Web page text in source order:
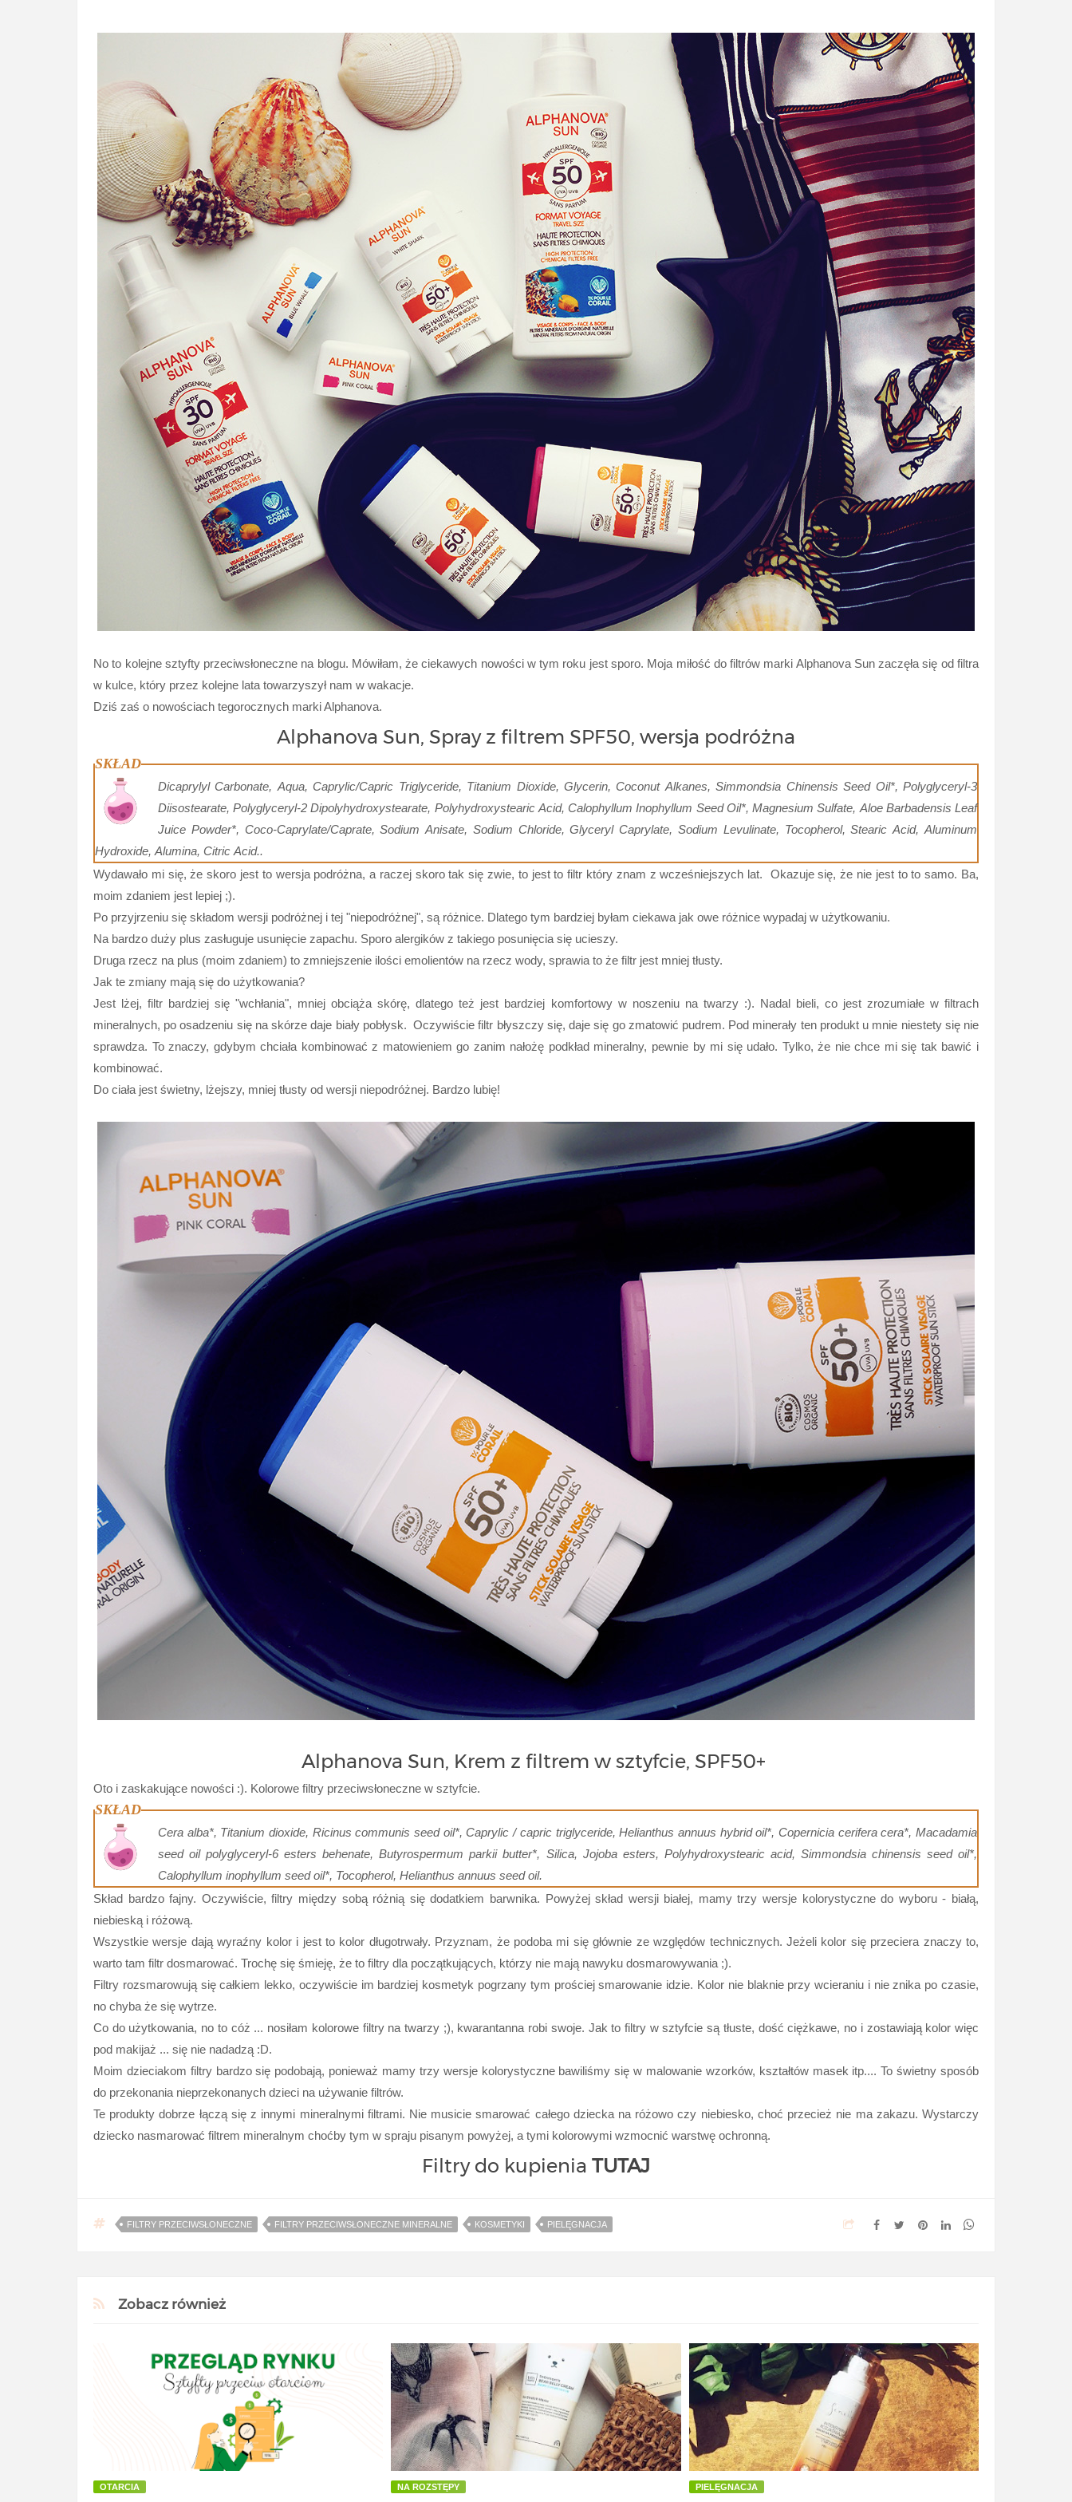
No to kolejne sztyfty przeciwsłoneczne na blogu. Mówiłam, że ciekawych nowości w tym roku jest sporo. Moja miłość do filtrów marki Alphanova Sun zaczęła się od filtra
w kulce, który przez kolejne lata towarzyszył nam w wakacje.
Dziś zaś o nowościach tegorocznych marki Alphanova.
Alphanova Sun, Spray z filtrem SPF50, wersja podróżna
SKŁAD
Dicaprylyl Carbonate, Aqua, Caprylic/Capric Triglyceride, Titanium Dioxide, Glycerin, Coconut Alkanes, Simmondsia Chinensis Seed Oil*, Polyglyceryl-3
Diisostearate, Polyglyceryl-2 Dipolyhydroxystearate, Polyhydroxystearic Acid, Calophyllum Inophyllum Seed Oil*, Magnesium Sulfate, Aloe Barbadensis Leaf
Juice Powder*, Coco-Caprylate/Caprate, Sodium Anisate, Sodium Chloride, Glyceryl Caprylate, Sodium Levulinate, Tocopherol, Stearic Acid, Aluminum
Hydroxide, Alumina, Citric Acid..
Wydawało mi się, że skoro jest to wersja podróżna, a raczej skoro tak się zwie, to jest to filtr który znam z wcześniejszych lat. Okazuje się, że nie jest to to samo. Ba,
moim zdaniem jest lepiej ;).
Po przyjrzeniu się składom wersji podróżnej i tej "niepodróżnej", są różnice. Dlatego tym bardziej byłam ciekawa jak owe różnice wypadaj w użytkowaniu.
Na bardzo duży plus zasługuje usunięcie zapachu. Sporo alergików z takiego posunięcia się ucieszy.
Druga rzecz na plus (moim zdaniem) to zmniejszenie ilości emolientów na rzecz wody, sprawia to że filtr jest mniej tłusty.
Jak te zmiany mają się do użytkowania?
Jest lżej, filtr bardziej się "wchłania", mniej obciąża skórę, dlatego też jest bardziej komfortowy w noszeniu na twarzy :). Nadal bieli, co jest zrozumiałe w filtrach
mineralnych, po osadzeniu się na skórze daje biały pobłysk. Oczywiście filtr błyszczy się, daje się go zmatowić pudrem. Pod minerały ten produkt u mnie niestety się nie
sprawdza. To znaczy, gdybym chciała kombinować z matowieniem go zanim nałożę podkład mineralny, pewnie by mi się udało. Tylko, że nie chce mi się tak bawić i
kombinować.
Do ciała jest świetny, lżejszy, mniej tłusty od wersji niepodróżnej. Bardzo lubię!
Alphanova Sun, Krem z filtrem w sztyfcie, SPF50+
Oto i zaskakujące nowości :). Kolorowe filtry przeciwsłoneczne w sztyfcie.
SKŁAD
Cera alba*, Titanium dioxide, Ricinus communis seed oil*, Caprylic / capric triglyceride, Helianthus annuus hybrid oil*, Copernicia cerifera cera*, Macadamia
seed oil polyglyceryl-6 esters behenate, Butyrospermum parkii butter*, Silica, Jojoba esters, Polyhydroxystearic acid, Simmondsia chinensis seed oil*,
Calophyllum inophyllum seed oil*, Tocopherol, Helianthus annuus seed oil.
Skład bardzo fajny. Oczywiście, filtry między sobą różnią się dodatkiem barwnika. Powyżej skład wersji białej, mamy trzy wersje kolorystyczne do wyboru - białą,
niebieską i różową.
Wszystkie wersje dają wyraźny kolor i jest to kolor długotrwały. Przyznam, że podoba mi się głównie ze względów technicznych. Jeżeli kolor się przeciera znaczy to,
warto tam filtr dosmarować. Trochę się śmieję, że to filtry dla początkujących, którzy nie mają nawyku dosmarowywania ;).
Filtry rozsmarowują się całkiem lekko, oczywiście im bardziej kosmetyk pogrzany tym prościej smarowanie idzie. Kolor nie blaknie przy wcieraniu i nie znika po czasie,
no chyba że się wytrze.
Co do użytkowania, no to cóż ... nosiłam kolorowe filtry na twarzy ;), kwarantanna robi swoje. Jak to filtry w sztyfcie są tłuste, dość ciężkawe, no i zostawiają kolor więc
pod makijaż ... się nie nadadzą :D.
Moim dzieciakom filtry bardzo się podobają, ponieważ mamy trzy wersje kolorystyczne bawiliśmy się w malowanie wzorków, kształtów masek itp.... To świetny sposób
do przekonania nieprzekonanych dzieci na używanie filtrów.
Te produkty dobrze łączą się z innymi mineralnymi filtrami. Nie musicie smarować całego dziecka na różowo czy niebiesko, choć przecież nie ma zakazu. Wystarczy
dziecko nasmarować filtrem mineralnym choćby tym w spraju pisanym powyżej, a tymi kolorowymi wzmocnić warstwę ochronną.
Filtry do kupienia TUTAJ
FILTRY PRZECIWSŁONECZNE FILTRY PRZECIWSŁONECZNE MINERALNE KOSMETYKI PIELĘGNACJA
Zobacz również
OTARCIA NA ROZSTĘPY PIELĘGNACJA